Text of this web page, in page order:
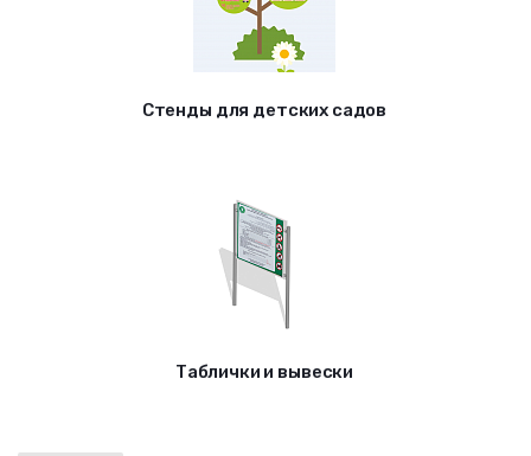
Стенды для детских садов
Таблички и вывески